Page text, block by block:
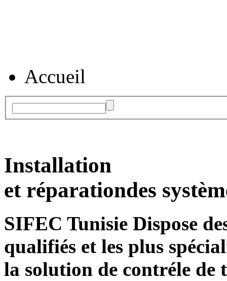
Accueil
Installation
et réparationdes
SIFEC Tunisie Dispose
qualifiés et les plus
la solution de contréle de